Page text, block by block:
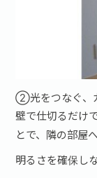
②光をつなぐ、
壁で仕切るだけ
とで、隣の部屋
明るさを確保し